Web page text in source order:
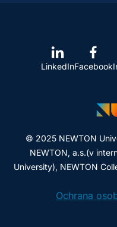
LinkedInFacebook
© 2025 NEWTON
NEWTON, a.s.(v
University), NEWTON
Ochrana